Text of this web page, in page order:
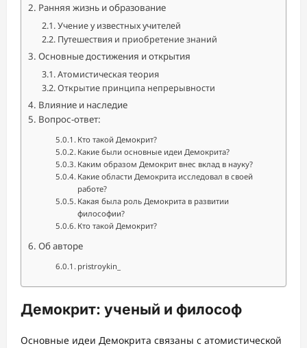
Ранняя жизнь и образование
Учение у известных учителей
Путешествия и приобретение знаний
Основные достижения и открытия
Атомистическая теория
Открытие принципа непрерывности
Влияние и наследие
Вопрос-ответ:
Кто такой Демокрит?
Какие были основные идеи Демокрита?
Каким образом Демокрит внес вклад в науку?
Какие области Демокрита исследовал в своей
работе?
Какая была роль Демокрита в развитии
философии?
Кто такой Демокрит?
Об авторе
pristroykin_
Демокрит: ученый и философ
Основные идеи Демокрита связаны с атомистической